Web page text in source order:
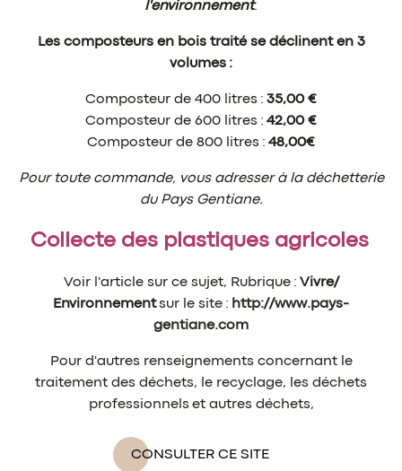
l'environnement.
Les composteurs en bois traité se déclinent en 3
volumes :
Composteur de 400 litres : 35,00 €
Composteur de 600 litres : 42,00 €
Composteur de 800 litres : 48,00€
Pour toute commande, vous adresser à la déchetterie
du Pays Gentiane.
Collecte des plastiques agricoles
Voir l'article sur ce sujet, Rubrique : Vivre/
Environnementsur le site : http://www.pays-
gentiane.com
Pour d'autres renseignements concernant le
traitement des déchets, le recyclage, les déchets
professionnels et autres déchets,
CONSULTER CE SITE